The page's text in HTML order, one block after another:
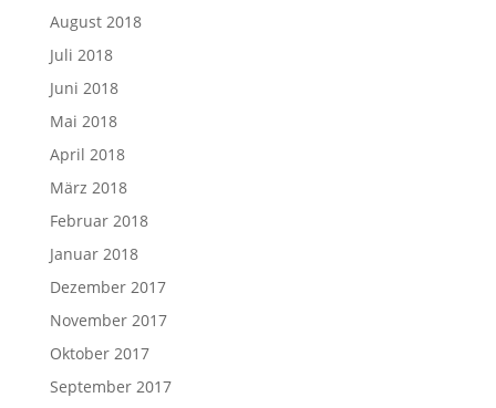
August 2018
Juli 2018
Juni 2018
Mai 2018
April 2018
März 2018
Februar 2018
Januar 2018
Dezember 2017
November 2017
Oktober 2017
September 2017